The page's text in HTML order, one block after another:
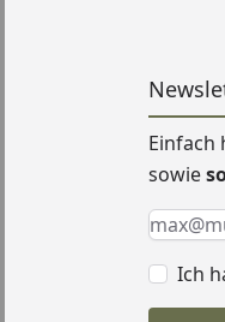
Einfach
sowie
Keine
E-Mail *
Ich